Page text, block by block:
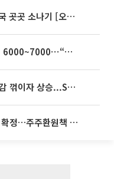
35도 안팎 무더위 이어져…전국 곳곳 소나기 [오늘 날씨]
[주간증시전망] 다음주 코스피 6000~7000⋯“外人 수급은 정책이 변수”
뉴욕증시, 연준 금리인상 기대감 꺾이자 상승...S&P500 사상 최고치 [종합]
SK하이닉스, 분기배당 375원 확정…주주환원책 9월로 앞당겨 발표